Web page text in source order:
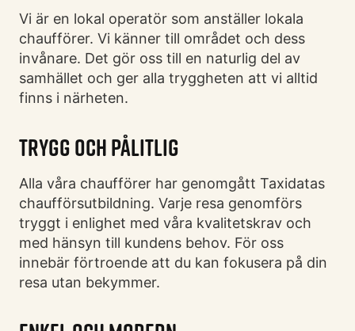
Vi är en lokal operatör som anställer lokala
chaufförer. Vi känner till området och dess
invånare. Det gör oss till en naturlig del av
samhället och ger alla tryggheten att vi alltid
finns i närheten.
TRYGG OCH PÅLITLIG
Alla våra chaufförer har genomgått Taxidatas
chaufförsutbildning. Varje resa genomförs
tryggt i enlighet med våra kvalitetskrav och
med hänsyn till kundens behov. För oss
innebär förtroende att du kan fokusera på din
resa utan bekymmer.